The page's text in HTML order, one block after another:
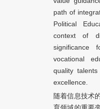
path of
Political
context of
significance
vocational
quality
excellence.
随着信息技术